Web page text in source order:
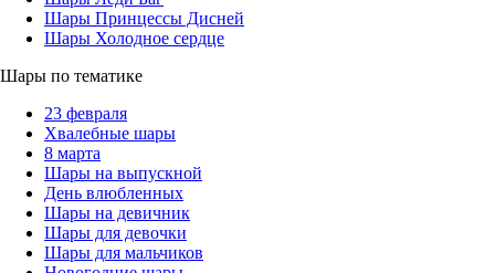
Шары Принцессы Дисней
Шары Холодное сердце
Шары по тематике
23 февраля
Хвалебные шары
8 марта
Шары на выпускной
День влюбленных
Шары на девичник
Шары для девочки
Шары для мальчиков